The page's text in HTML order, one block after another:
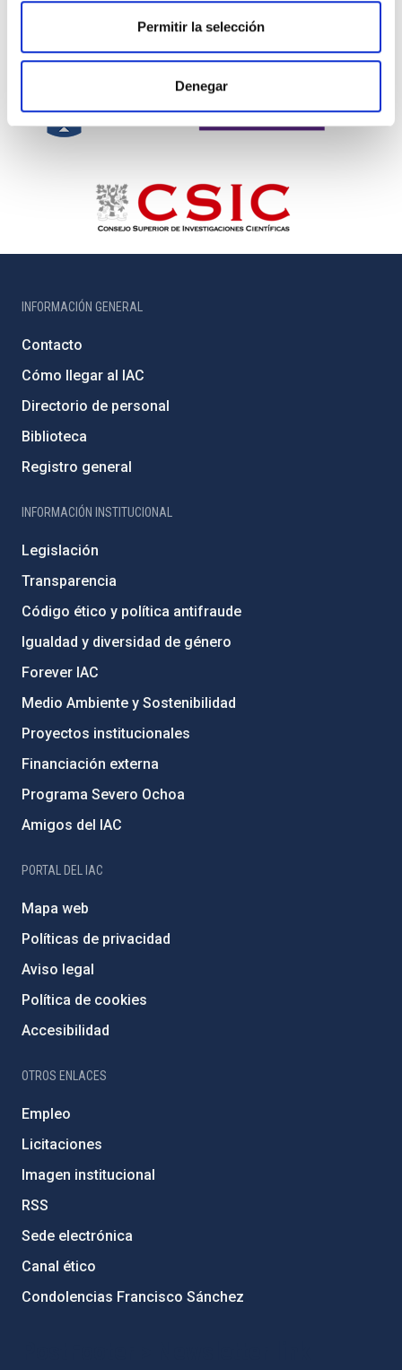
Permitir la selección
Denegar
INFORMACIÓN GENERAL
Contacto
Cómo llegar al IAC
Directorio de personal
Biblioteca
Registro general
INFORMACIÓN INSTITUCIONAL
Legislación
Transparencia
Código ético y política antifraude
Igualdad y diversidad de género
Forever IAC
Medio Ambiente y Sostenibilidad
Proyectos institucionales
Financiación externa
Programa Severo Ochoa
Amigos del IAC
PORTAL DEL IAC
Mapa web
Políticas de privacidad
Aviso legal
Política de cookies
Accesibilidad
OTROS ENLACES
Empleo
Licitaciones
Imagen institucional
RSS
Sede electrónica
Canal ético
Condolencias Francisco Sánchez